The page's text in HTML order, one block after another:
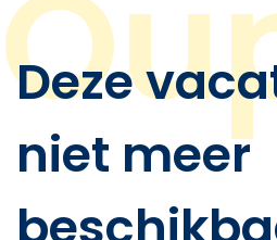
Deze
niet meer